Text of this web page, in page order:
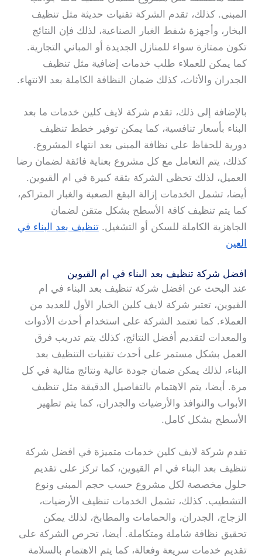
المبنى. كذلك، تقدم الشركة تقنيات حديثة مثل تنظيف
البخار، وأجهزة شفط الغبار الصناعية، لذلك فإن النتائج
تكون ممتازة سواء للمنازل الجديدة أو المباني التجارية.
كما يمكن للعملاء طلب خدمات إضافية مثل تنظيف
الجدران والأثاث، كذلك ضمان النظافة الكاملة بعد الانتهاء.
بالإضافة إلى ذلك، تقدم شركة لايف كلين خدمات ما بعد
البناء بأسعار تنافسية، كما يمكن توفير خطط تنظيف
دورية للحفاظ على نظافة المبنى بعد انتهاء المشروع.
كذلك، يتم التعامل مع كل مشروع بعناية فائقة لضمان رضا
العميل، لذلك تحظى الشركة بثقة كبيرة في ام القيوين.
أيضا، تشمل الخدمات إزالة البقع الصعبة والغبار المتراكم،
كما يتم تنظيف كافة الأسطح بشكل متقن لضمان
الجاهزية الكاملة للسكن أو التشغيل.تنظيف بعد البناء في
العين
افضل شركة تنظيف بعد البناء في ام القيوين
عند البحث عن افضل شركة تنظيف بعد البناء في ام
القيوين، تعتبر شركة لايف كلين الخيار الأول للعديد من
العملاء. كما تعتمد الشركة على استخدام أحدث الأدوات
والمعدات لتقديم أفضل النتائج، كذلك يتم تدريب فرق
العمل بشكل مستمر على أحدث تقنيات التنظيف بعد
البناء، لذلك يمكن ضمان جودة عالية ونتائج مثالية في كل
مرة. أيضا، يتم الاهتمام بالتفاصيل الدقيقة مثل تنظيف
الأبواب والنوافذ والأرضيات والجدران، كما يتم تطهير
الأسطح بشكل كامل.
تقدم شركة لايف كلين خدمات متميزة في افضل شركة
تنظيف بعد البناء في ام القيوين، كما تركز على تقديم
حلول مخصصة لكل مشروع حسب حجم المبنى ونوع
التشطيب. كذلك، تشمل الخدمات تنظيف الأرضيات،
الزجاج، الجدران، والحمامات والمطابخ، لذلك يمكن
تحقيق نظافة شاملة ومتكاملة. أيضا، تحرص الشركة على
تقديم خدمات سريعة وفعالة، كما يتم الاهتمام بالسلامة